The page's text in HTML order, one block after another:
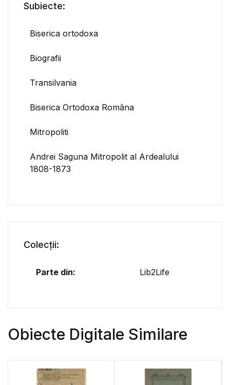
Subiecte:
Biserica ortodoxa
Biografii
Transilvania
Biserica Ortodoxa Româna
Mitropoliti
Andrei Saguna Mitropolit al Ardealului
1808-1873
Colecții:
Parte din: Lib2Life
Obiecte Digitale Similare